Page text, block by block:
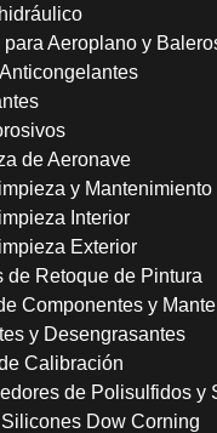
para Aeroplano y
de Aeronave
y
Interior
Exterior
de Retoque de Pintura
Componentes y
y Desengrasantes
Calibración
de Polisulfidos y
Dow Corning